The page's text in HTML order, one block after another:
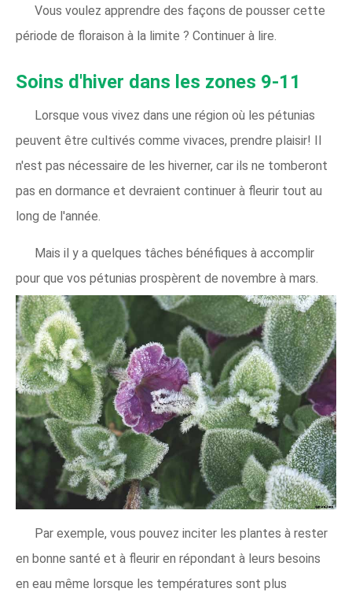
Vous voulez apprendre des façons de pousser cette
période de floraison à la limite ? Continuer à lire.
Soins d'hiver dans les zones 9-11
Lorsque vous vivez dans une région où les pétunias
peuvent être cultivés comme vivaces, prendre plaisir! Il
n'est pas nécessaire de les hiverner, car ils ne tomberont
pas en dormance et devraient continuer à fleurir tout au
long de l'année.
Mais il y a quelques tâches bénéfiques à accomplir
pour que vos pétunias prospèrent de novembre à mars.
Par exemple, vous pouvez inciter les plantes à rester
en bonne santé et à fleurir en répondant à leurs besoins
en eau même lorsque les températures sont plus